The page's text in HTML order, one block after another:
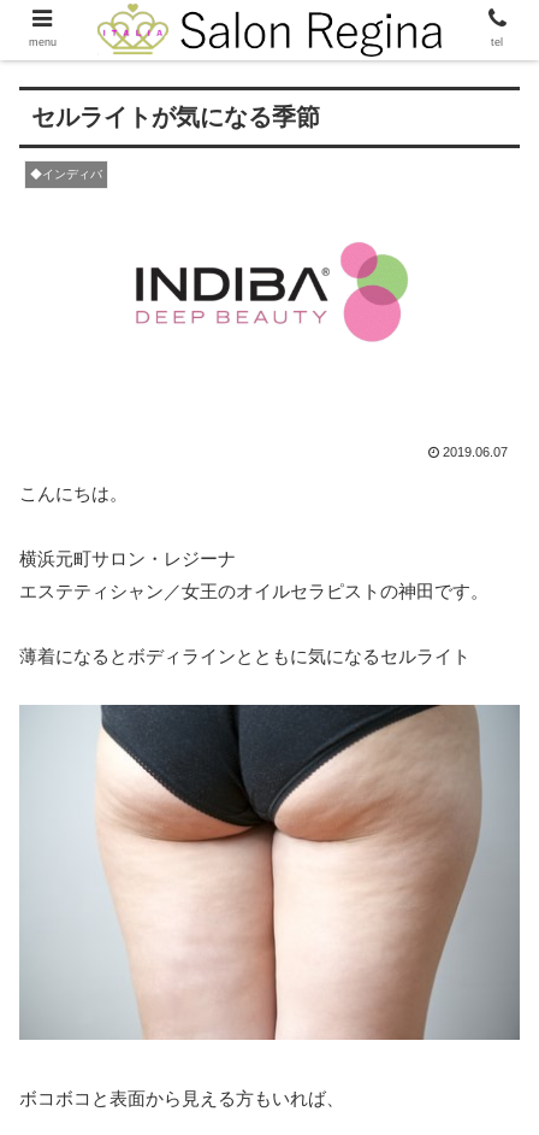
セルライトが気になる季節
◆インディバ
2019.06.07
こんにちは。
横浜元町サロン・レジーナ
エステティシャン／女王のオイルセラピストの神田です。
薄着になるとボディラインとともに気になるセルライト
ボコボコと表面から見える方もいれば、
menu tel